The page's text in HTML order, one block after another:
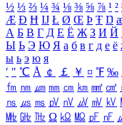
½ ⅓ ⅔ ¼ ¾ ⅛ ⅜ ⅝ ⅞ ¹ ²
Æ Ð Ħ Ĳ Ł Ø Œ Þ Ŧ Ŋ
А Б В Г Д Е Ё Ж З И Й
Ы Ь Э Ю Я а б в г д е ё
ы ь э ю я
′ ″ ℃ Å ￠ ￡ ￥ ¤ ℉ ‰
㎙ ㎚ ㎛ ㎜ ㎝ ㎞ ㎟ ㎠
㎱ ㎲ ㎳ ㎴ ㎵ ㎶ ㎷ ㎸
㎒ ㎓ ㎔ Ω ㏀ ㏁ ㎊ ㎋